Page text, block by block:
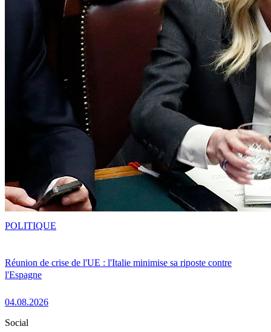
Réunion de crise de l'UE : l'Italie minimise sa riposte contre
l'Espagne
04.08.2026
POLITIQUE
Social